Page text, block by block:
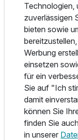
Jedes der Zimmer
Charme des
ein exklusives
Exklusivität
Und gegenüber
Ein wenig anders,
akzentuiert.
schlichte Farbwelt
Weiß. Entspannen
Drinks.
Technologien,
zuverlässigen
bieten sowie
Werbung
einsetzen
für ein
Sie auf "Ich
damit
können Sie
finden Sie
in unserer